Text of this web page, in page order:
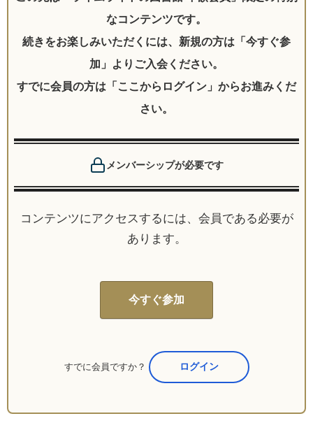
メンバーシップが必要です
コンテンツにアクセスするには、会員である必要が
あります。
今すぐ参加
すでに会員ですか？ ここからログイン